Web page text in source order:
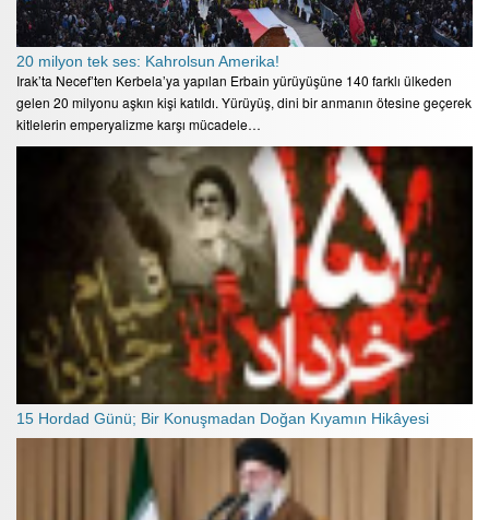
20 milyon tek ses: Kahrolsun Amerika!
Irak’ta Necef’ten Kerbela’ya yapılan Erbain yürüyüşüne 140 farklı ülkeden
gelen 20 milyonu aşkın kişi katıldı. Yürüyüş, dini bir anmanın ötesine geçerek
kitlelerin emperyalizme karşı mücadele…
15 Hordad Günü; Bir Konuşmadan Doğan Kıyamın Hikâyesi